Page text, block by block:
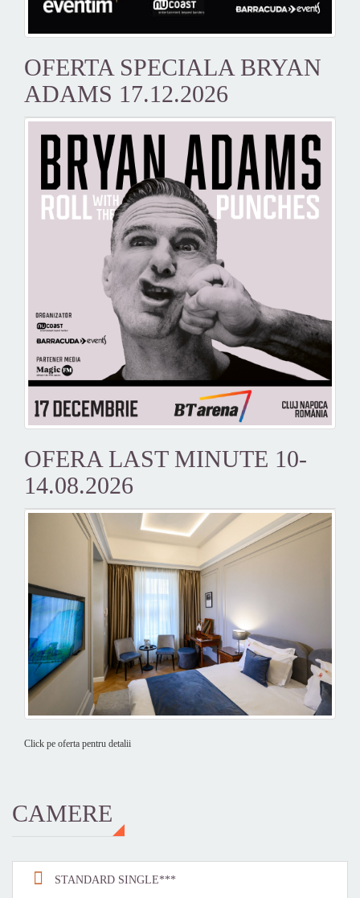
OFERTA SPECIALA BRYAN
ADAMS 17.12.2026
OFERA LAST MINUTE 10-
14.08.2026
Click pe oferta pentru detalii
CAMERE
STANDARD SINGLE***